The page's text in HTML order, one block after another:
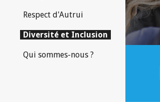
Respect d'Autrui
Diversité et Inclusion
Qui sommes-nous ?